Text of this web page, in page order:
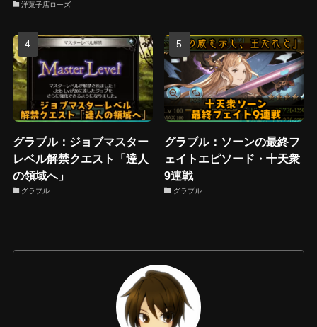
洋菓子店ローズ
グラブル：ジョブマスター
レベル解禁クエスト「達人
の領域へ」
グラブル
グラブル：ソーンの最終フ
ェイトエピソード・十天衆
9連戦
グラブル